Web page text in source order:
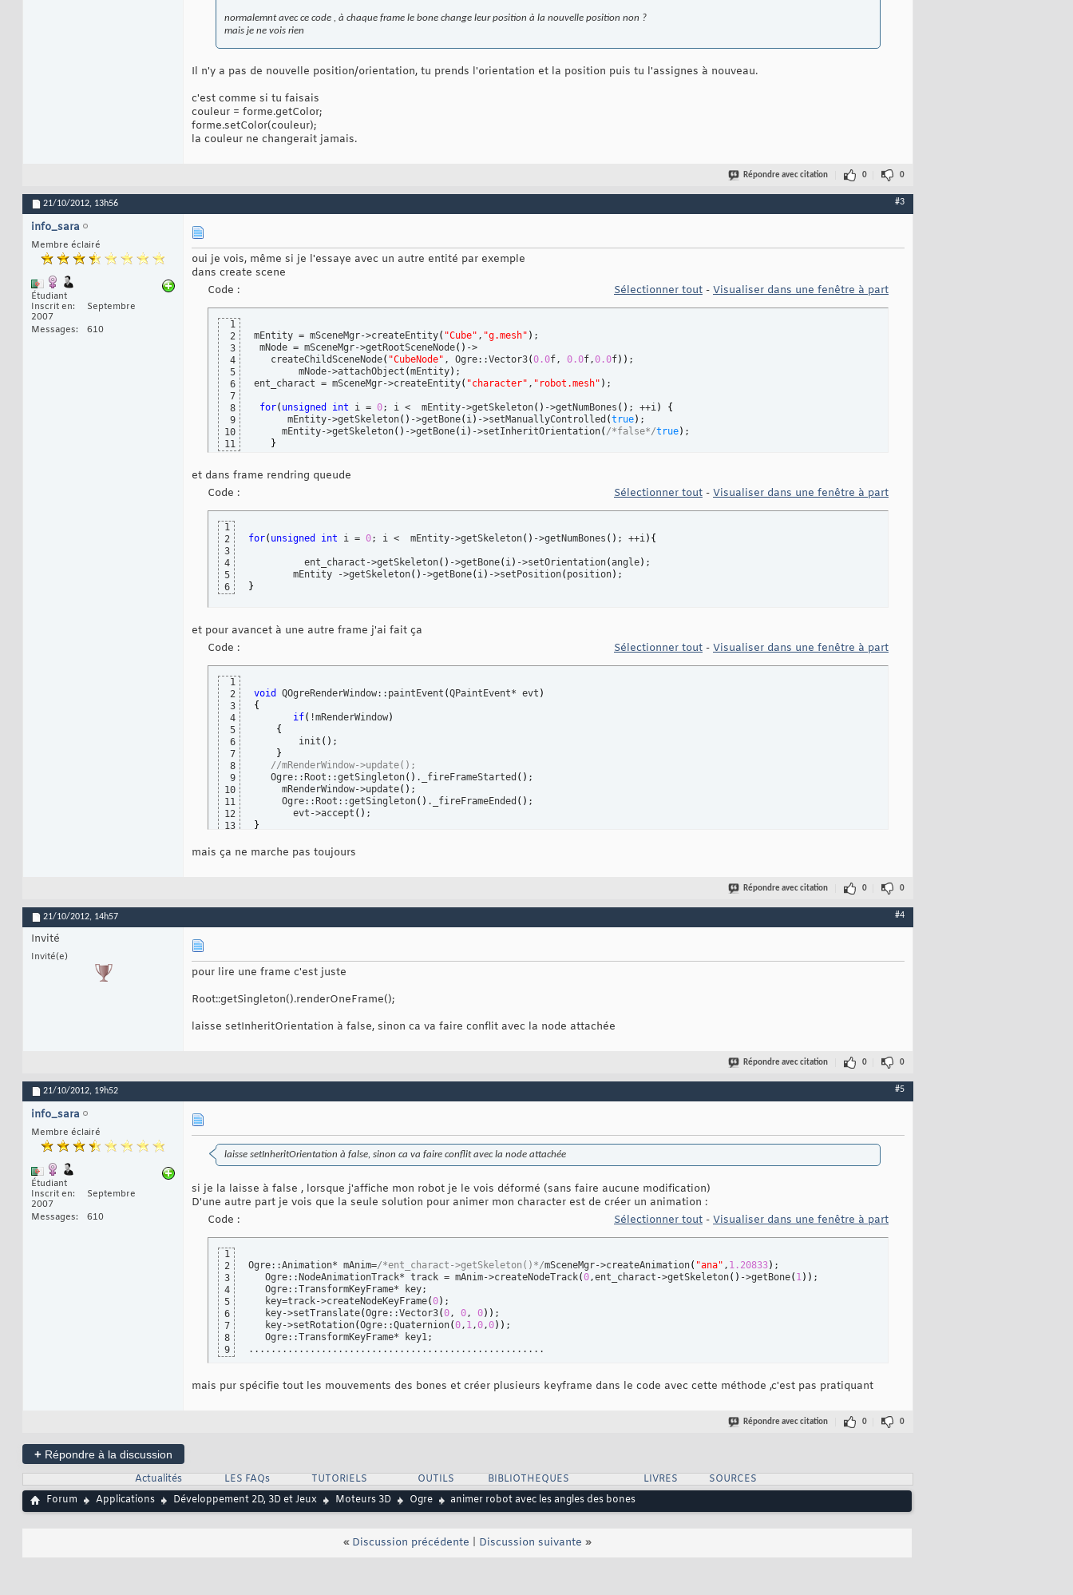
normalemnt avec ce code , à chaque frame le bone change leur position à la nouvelle position non ?
mais je ne vois rien
Il n'y a pas de nouvelle position/orientation, tu prends l'orientation et la position puis tu l'assignes à nouveau.
c'est comme si tu faisais
couleur = forme.getColor;
forme.setColor(couleur);
la couleur ne changerait jamais.
Répondre avec citation 0 0
21/10/2012, 13h56 #3
info_sara
Membre éclairé
Étudiant
Inscrit en
Septembre
2007
Messages
610
oui je vois, même si je l'essaye avec un autre entité par exemple
dans create scene
Code :
Sélectionner tout - Visualiser dans une fenêtre à part
1
2
3
4
5
6
7
8
9
10
11
mEntity = mSceneMgr->createEntity( "Cube" , "g.mesh" ) ;
mNode = mSceneMgr->getRootSceneNode( ) ->
   createChildSceneNode
( "CubeNode" , Ogre::Vector3(0.0f, 0.0f,0.0f) ) ;
        mNode->attachObject
(mEntity) ;
ent_charact = mSceneMgr->createEntity( "character" , "robot.mesh" ) ;
for( unsigned int i = 0; i <  mEntity->getSkeleton( ) ->getNumBones ( ) ; ++i)
{
      mEntity->getSkeleton
( ) ->getBone( i) ->setManuallyControlled (true) ;
     mEntity->getSkeleton
( ) ->getBone( i) ->setInheritOrientation( /*false*/true) ;
}
et dans frame rendring queude
Code :
Sélectionner tout - Visualiser dans une fenêtre à part
1
2
3
4
5
6
for( unsigned int i = 0; i <  mEntity->getSkeleton( ) ->getNumBones ( ) ; ++i) {
          ent_charact->getSkeleton
( ) ->getBone( i) ->setOrientation(angle) ;
        mEntity ->getSkeleton
( ) ->getBone( i) ->setPosition( position)
}
et pour avancet à une autre frame j'ai fait ça
Code :
Sélectionner tout - Visualiser dans une fenêtre à part
1
2
3
4
5
6
7
8
9
10
11
12
13
void QOgreRenderWindow::paintEvent (QPaintEvent* evt )
{
if( !mRenderWindow)
{
        init
( ) ;
}
//mRenderWindow->update();
   Ogre::Root::getSingleton
( ) ._fireFrameStarted ( ) ;
     mRenderWindow->update
( ) ;
     Ogre::Root::getSingleton
( ) ._fireFrameEnded ( ) ;
       evt->accept
( )
}
mais ça ne marche pas toujours
Répondre avec citation 0 0
21/10/2012, 14h57 #4
Invité
Invité(e)
pour lire une frame c'est juste
Root::getSingleton().renderOneFrame();
laisse setInheritOrientation à false, sinon ca va faire conflit avec la node attachée
Répondre avec citation 0 0
21/10/2012, 19h52 #5
info_sara
Membre éclairé
Étudiant
Inscrit en
Septembre
2007
Messages
610
laisse setInheritOrientation à false, sinon ca va faire conflit avec la node attachée
si je la laisse à false , lorsque j'affiche mon robot je le vois déformé (sans faire aucune modification)
D'une autre part je vois que la seule solution pour animer mon character est de créer un animation :
Code :
Sélectionner tout - Visualiser dans une fenêtre à part
1
2
3
4
5
6
7
8
9
Ogre::Animation* mAnim=/*ent_charact->getSkeleton()*/mSceneMgr->createAnimation( "ana" , 1.20833) ;
   Ogre::NodeAnimationTrack* track = mAnim->createNodeTrack
(0,ent_charact->getSkeleton( ) ->getBone( 1) ) ;
   Ogre::TransformKeyFrame* key;
   key=track->createNodeKeyFrame
(0) ;
   key->setTranslate
(Ogre::Vector3(0, 0, 0) ) ;
   key->setRotation
(Ogre::Quaternion(0, 1,0,0) ) ;
   Ogre::TransformKeyFrame* key1;
.....................................................
mais pur spécifie tout les mouvements des bones et créer plusieurs keyframe dans le code avec cette méthode ,c'est pas pratiquant
Répondre avec citation 0 0
+ Répondre à la discussion
Actualités
LES FAQs TUTORIELS OUTILS BIBLIOTHEQUES LIVRES
SOURCES
Forum
Applications Développement 2D, 3D et Jeux Moteurs 3D Ogre animer robot avec les angles des bones
« Discussion précédente Discussion suivante »